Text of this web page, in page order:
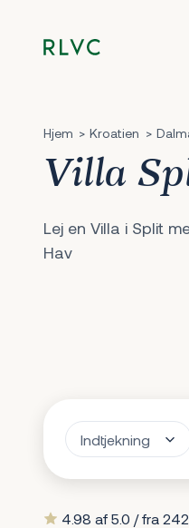
Hjem Kroatien
Villa
Lej en Villa i Split
Hav
4.98 af 5.0 / fra